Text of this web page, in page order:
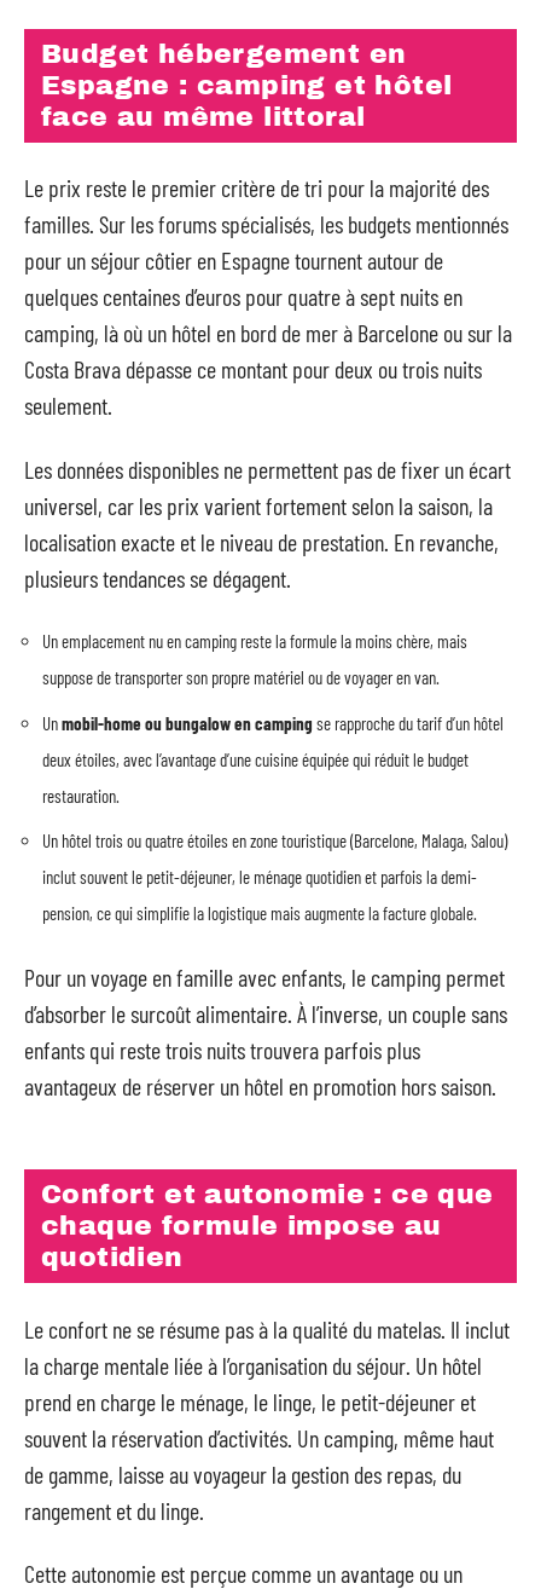
Budget hébergement en
Espagne : camping et hôtel
face au même littoral
Le prix reste le premier critère de tri pour la majorité des
familles. Sur les forums spécialisés, les budgets mentionnés
pour un séjour côtier en Espagne tournent autour de
quelques centaines d’euros pour quatre à sept nuits en
camping, là où un hôtel en bord de mer à Barcelone ou sur la
Costa Brava dépasse ce montant pour deux ou trois nuits
seulement.
Les données disponibles ne permettent pas de fixer un écart
universel, car les prix varient fortement selon la saison, la
localisation exacte et le niveau de prestation. En revanche,
plusieurs tendances se dégagent.
Un emplacement nu en camping reste la formule la moins chère, mais
suppose de transporter son propre matériel ou de voyager en van.
Unmobil-home ou bungalow en campingse rapproche du tarif d’un hôtel
deux étoiles, avec l’avantage d’une cuisine équipée qui réduit le budget
restauration.
Un hôtel trois ou quatre étoiles en zone touristique (Barcelone, Malaga, Salou)
inclut souvent le petit-déjeuner, le ménage quotidien et parfois la demi-
pension, ce qui simplifie la logistique mais augmente la facture globale.
Pour un voyage en famille avec enfants, le camping permet
d’absorber le surcoût alimentaire. À l’inverse, un couple sans
enfants qui reste trois nuits trouvera parfois plus
avantageux de réserver un hôtel en promotion hors saison.
Confort et autonomie : ce que
chaque formule impose au
quotidien
Le confort ne se résume pas à la qualité du matelas. Il inclut
la charge mentale liée à l’organisation du séjour. Un hôtel
prend en charge le ménage, le linge, le petit-déjeuner et
souvent la réservation d’activités. Un camping, même haut
de gamme, laisse au voyageur la gestion des repas, du
rangement et du linge.
Cette autonomie est perçue comme un avantage ou un